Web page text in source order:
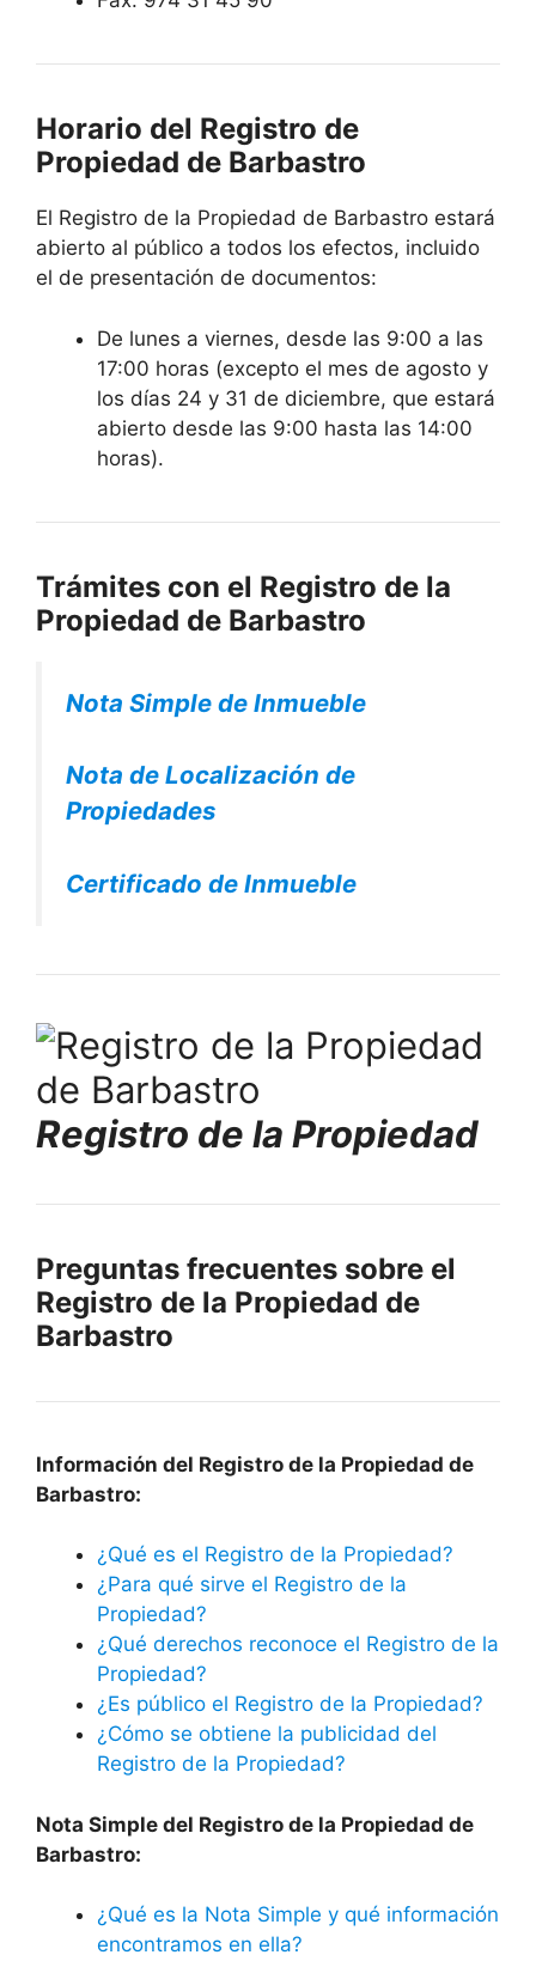
Horario del Registro de
Propiedad de Barbastro
El Registro de la Propiedad de Barbastro estará
abierto al público a todos los efectos, incluido
el de presentación de documentos:
De lunes a viernes, desde las 9:00 a las
17:00 horas (excepto el mes de agosto y
los días 24 y 31 de diciembre, que estará
abierto desde las 9:00 hasta las 14:00
horas).
Trámites con el Registro de la
Propiedad de Barbastro
Nota Simple de Inmueble
Nota de Localización de
Propiedades
Certificado de Inmueble
Registro de la Propiedad
Preguntas frecuentes sobre el
Registro de la Propiedad de
Barbastro
Información del Registro de la Propiedad de
Barbastro:
¿Qué es el Registro de la Propiedad?
¿Para qué sirve el Registro de la
Propiedad?
¿Qué derechos reconoce el Registro de la
Propiedad?
¿Es público el Registro de la Propiedad?
¿Cómo se obtiene la publicidad del
Registro de la Propiedad?
Nota Simple del Registro de la Propiedad de
Barbastro:
¿Qué es la Nota Simple y qué información
encontramos en ella?